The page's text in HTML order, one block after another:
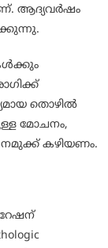
ആദ്യവര്‍ഷം
തൊഴില്‍
മോചനം,
നമുക്ക് കഴിയണം.